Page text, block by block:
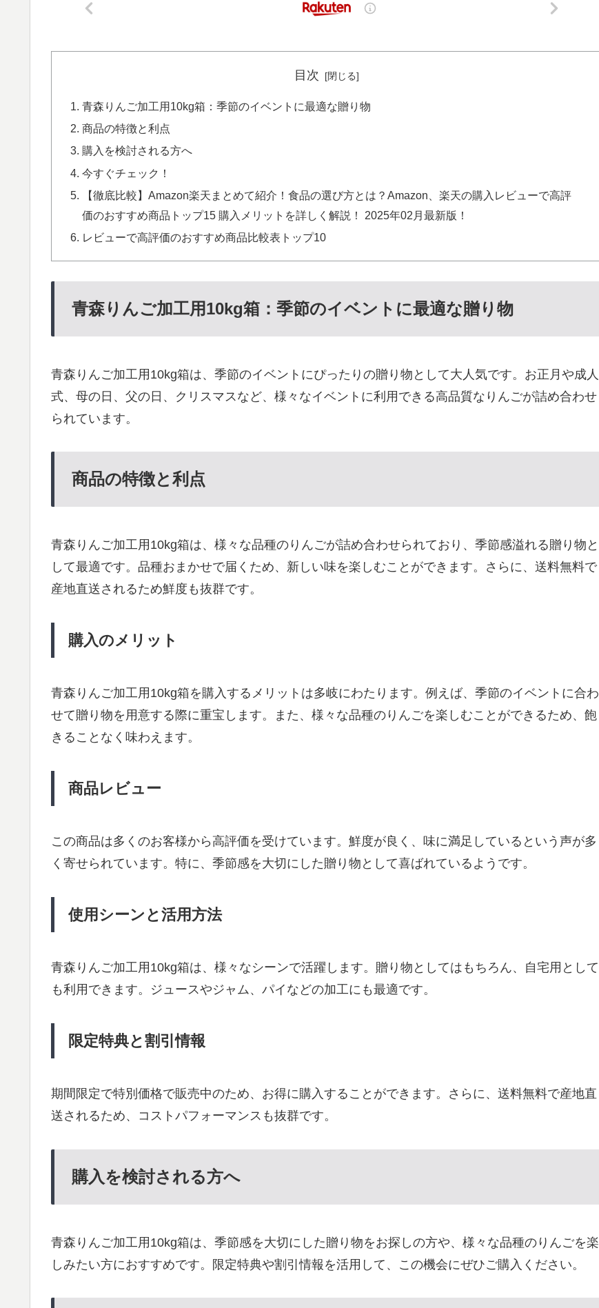
目次
青森りんご加工用10kg箱：季節のイベントに最適な贈り物
商品の特徴と利点
購入を検討される方へ
今すぐチェック！
【徹底比較】Amazon楽天まとめて紹介！食品の選び方とは？Amazon、楽天の購入レビューで高評
価のおすすめ商品トップ15 購入メリットを詳しく解説！ 2025年02月最新版！
レビューで高評価のおすすめ商品比較表トップ10
青森りんご加工用10kg箱：季節のイベントに最適な贈り物
青森りんご加工用10kg箱は、季節のイベントにぴったりの贈り物として大人気です。お正月や成人
式、母の日、父の日、クリスマスなど、様々なイベントに利用できる高品質なりんごが詰め合わせ
られています。
商品の特徴と利点
青森りんご加工用10kg箱は、様々な品種のりんごが詰め合わせられており、季節感溢れる贈り物と
して最適です。品種おまかせで届くため、新しい味を楽しむことができます。さらに、送料無料で
産地直送されるため鮮度も抜群です。
購入のメリット
青森りんご加工用10kg箱を購入するメリットは多岐にわたります。例えば、季節のイベントに合わ
せて贈り物を用意する際に重宝します。また、様々な品種のりんごを楽しむことができるため、飽
きることなく味わえます。
商品レビュー
この商品は多くのお客様から高評価を受けています。鮮度が良く、味に満足しているという声が多
く寄せられています。特に、季節感を大切にした贈り物として喜ばれているようです。
使用シーンと活用方法
青森りんご加工用10kg箱は、様々なシーンで活躍します。贈り物としてはもちろん、自宅用として
も利用できます。ジュースやジャム、パイなどの加工にも最適です。
限定特典と割引情報
期間限定で特別価格で販売中のため、お得に購入することができます。さらに、送料無料で産地直
送されるため、コストパフォーマンスも抜群です。
購入を検討される方へ
青森りんご加工用10kg箱は、季節感を大切にした贈り物をお探しの方や、様々な品種のりんごを楽
しみたい方におすすめです。限定特典や割引情報を活用して、この機会にぜひご購入ください。